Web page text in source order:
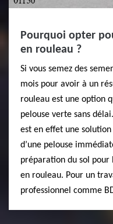
Pourquoi opter
en rouleau ?
Si vous semez des
mois pour avoir à un
rouleau est une option
pelouse verte sans
est en effet une
d’une pelouse
préparation du sol pour
en rouleau. Pour un
professionnel comme